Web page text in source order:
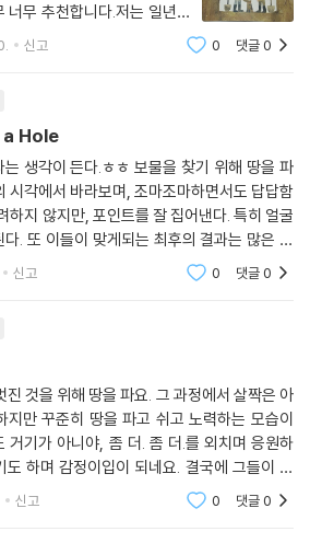
너무 추천합니다.저는 일년간
친구에게 선물해줬습니다. 우
신고 0 댓글0
Hole
ㅎㅎ 보물을 찾기 위해 땅을 파
시각에서 바라보며, 조마조마하면서도 답답함
하지 않지만, 포인트를 잘 집어낸다. 특히 얼굴
은 시
아닌 어른들을 위한 책이 아닐까 생각이 든다.
신고 0 댓글0
것을 위해 땅을 파요. 그 과정에서 살짝은 아
지만 꾸준히 땅을 파고 쉬고 노력하는 모습이
거기가 아니야, 좀 더. 좀 더.를 외치며 응원하
하며 감정이입이 되네요. 결국에 그들이 발
주아주 멋진 것은 그들만이 아마 알고 있을 것
신고 0 댓글0